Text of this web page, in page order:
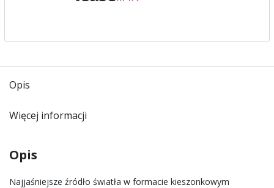
Opis
Więcej informacji
Opis
Najjaśniejsze źródło światła w formacie kieszonkowym